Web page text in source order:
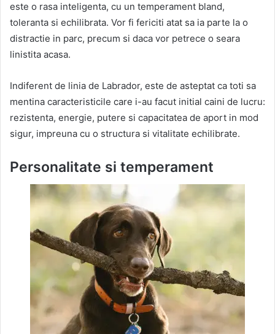
este o rasa inteligenta, cu un temperament bland,
toleranta si echilibrata. Vor fi fericiti atat sa ia parte la o
distractie in parc, precum si daca vor petrece o seara
linistita acasa.
Indiferent de linia de Labrador, este de asteptat ca toti sa
mentina caracteristicile care i-au facut initial caini de lucru:
rezistenta, energie, putere si capacitatea de aport in mod
sigur, impreuna cu o structura si vitalitate echilibrate.
Personalitate si temperament